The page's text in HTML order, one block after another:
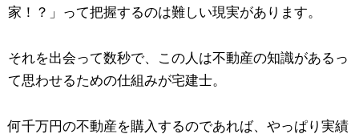
家！？」って把握するのは難しい現実があります。
それを出会って数秒で、この人は不動産の知識があるっ
て思わせるための仕組みが宅建士。
何千万円の不動産を購入するのであれば、やっぱり実績